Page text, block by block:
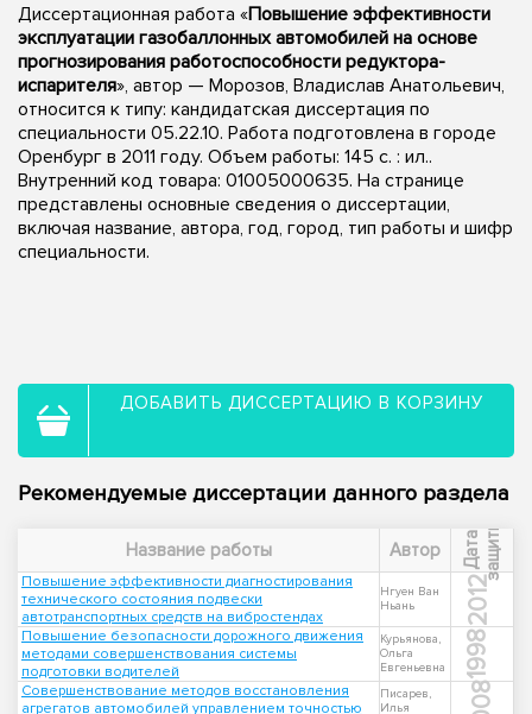
Диссертационная работа «Повышение эффективности
эксплуатации газобаллонных автомобилей на основе
прогнозирования работоспособности редуктора-
испарителя», автор — Морозов, Владислав Анатольевич,
относится к типу: кандидатская диссертация по
специальности 05.22.10. Работа подготовлена в городе
Оренбург в 2011 году. Объем работы: 145 с. : ил..
Внутренний код товара: 01005000635. На странице
представлены основные сведения о диссертации,
включая название, автора, год, город, тип работы и шифр
специальности.
ДОБАВИТЬ ДИССЕРТАЦИЮ В КОРЗИНУ
Рекомендуемые диссертации данного раздела
Название работы Автор Д
а
т
а
з
а
щ
и
т ы
Повышение эффективности диагностирования
технического состояния подвески
автотранспортных средств на вибростендах
Нгуен Ван
Ньань
2012
Повышение безопасности дорожного движения
методами совершенствования системы
подготовки водителей
Курьянова,
Ольга
Евгеньевна
1998
Совершенствование методов восстановления
агрегатов автомобилей управлением точностью
Писарев,
Илья